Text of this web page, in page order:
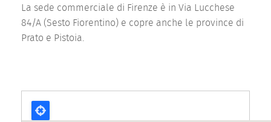
La sede commerciale di Firenze è in Via Lucchese
84/A (Sesto Fiorentino) e copre anche le province di
Prato e Pistoia.